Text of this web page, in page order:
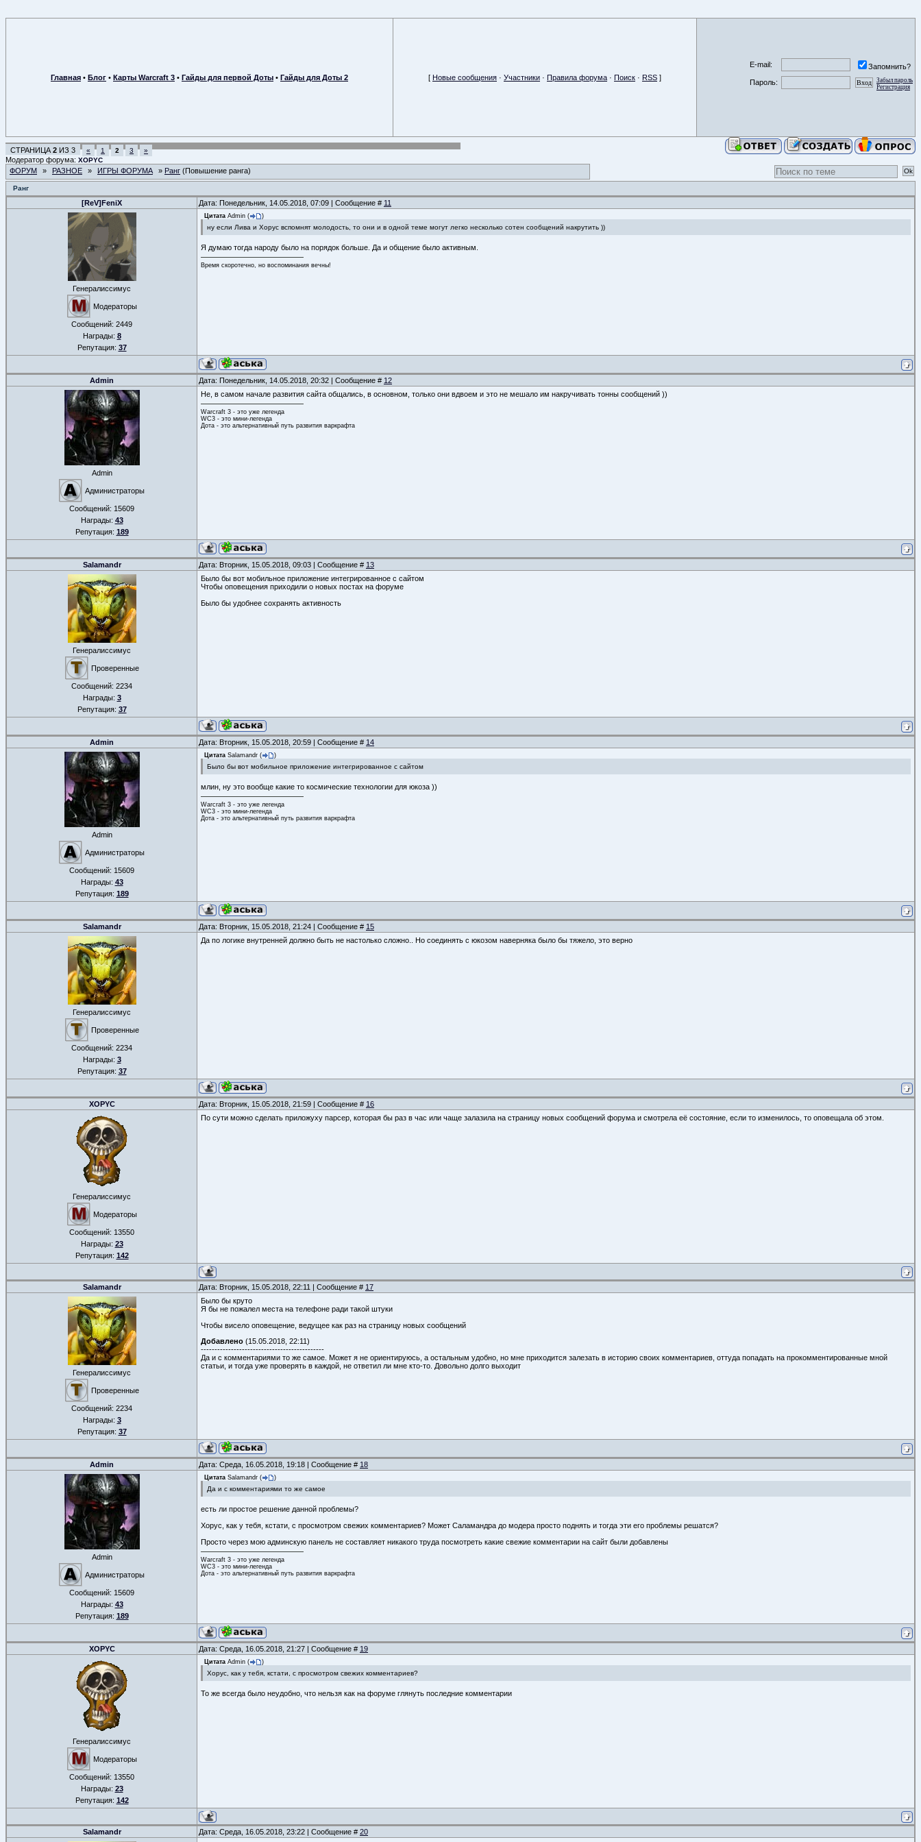
Главная • Блог • Карты Warcraft 3 • Гайды для первой Доты • Гайды для Доты 2 [ Новые сообщения · Участники · Правила форума · Поиск · RSS ]
E-mail:
Запомнить?
Пароль:
Забыл пароль
Регистрация
СТРАНИЦА 2 ИЗ 3 « 1 2 3 »
Модератор форума: XOPYC
ФОРУМ » РАЗНОЕ » ИГРЫ ФОРУМА » Ранг (Повышение ранга)
Ранг
[ReV]FeniX Дата: Понедельник, 14.05.2018, 07:09 | Сообщение # 11
Генералиссимус
Модераторы
Сообщений: 2449
Награды: 8
Репутация: 37
Цитата Admin ( )
ну если Лива и Хорус вспомнят молодость, то они и в одной теме могут легко несколько сотен сообщений накрутить ))
Я думаю тогда народу было на порядок больше. Да и общение было активным.
Время скоротечно, но воспоминания вечны!
Admin Дата: Понедельник, 14.05.2018, 20:32 | Сообщение # 12
Admin
Администраторы
Сообщений: 15609
Награды: 43
Репутация: 189
Не, в самом начале развития сайта общались, в основном, только они вдвоем и это не мешало им накручивать тонны сообщений ))
Warcraft 3 - это уже легенда
WC3 - это мини-легенда
Дота - это альтернативный путь развития варкрафта
Salamandr Дата: Вторник, 15.05.2018, 09:03 | Сообщение # 13
Генералиссимус
Проверенные
Сообщений: 2234
Награды: 3
Репутация: 37
Было бы вот мобильное приложение интегрированное с сайтом
Чтобы оповещения приходили о новых постах на форуме
Было бы удобнее сохранять активность
Admin Дата: Вторник, 15.05.2018, 20:59 | Сообщение # 14
Admin
Администраторы
Сообщений: 15609
Награды: 43
Репутация: 189
Цитата Salamandr ( )
Было бы вот мобильное приложение интегрированное с сайтом
млин, ну это вообще какие то космические технологии для юкоза ))
Warcraft 3 - это уже легенда
WC3 - это мини-легенда
Дота - это альтернативный путь развития варкрафта
Salamandr Дата: Вторник, 15.05.2018, 21:24 | Сообщение # 15
Генералиссимус
Проверенные
Сообщений: 2234
Награды: 3
Репутация: 37
Да по логике внутренней должно быть не настолько сложно.. Но соединять с юкозом наверняка было бы тяжело, это верно
XOPYC Дата: Вторник, 15.05.2018, 21:59 | Сообщение # 16
Генералиссимус
Модераторы
Сообщений: 13550
Награды: 23
Репутация: 142
По сути можно сделать приложуху парсер, которая бы раз в час или чаще залазила на страницу новых сообщений форума и смотрела её состояние, если то изменилось, то оповещала об этом.
Salamandr Дата: Вторник, 15.05.2018, 22:11 | Сообщение # 17
Генералиссимус
Проверенные
Сообщений: 2234
Награды: 3
Репутация: 37
Было бы круто
Я бы не пожалел места на телефоне ради такой штуки
Чтобы висело оповещение, ведущее как раз на страницу новых сообщений
Добавлено (15.05.2018, 22:11)
---------------------------------------------
Да и с комментариями то же самое. Может я не ориентируюсь, а остальным удобно, но мне приходится залезать в историю своих комментариев, оттуда попадать на прокомментированные мной
статьи, и тогда уже проверять в каждой, не ответил ли мне кто-то. Довольно долго выходит
Admin Дата: Среда, 16.05.2018, 19:18 | Сообщение # 18
Admin
Администраторы
Сообщений: 15609
Награды: 43
Репутация: 189
Цитата Salamandr ( )
Да и с комментариями то же самое
есть ли простое решение данной проблемы?
Хорус, как у тебя, кстати, с просмотром свежих комментариев? Может Саламандра до модера просто поднять и тогда эти его проблемы решатся?
Просто через мою админскую панель не составляет никакого труда посмотреть какие свежие комментарии на сайт были добавлены
Warcraft 3 - это уже легенда
WC3 - это мини-легенда
Дота - это альтернативный путь развития варкрафта
XOPYC Дата: Среда, 16.05.2018, 21:27 | Сообщение # 19
Генералиссимус
Модераторы
Сообщений: 13550
Награды: 23
Репутация: 142
Цитата Admin ( )
Хорус, как у тебя, кстати, с просмотром свежих комментариев?
То же всегда было неудобно, что нельзя как на форуме глянуть последние комментарии
Salamandr Дата: Среда, 16.05.2018, 23:22 | Сообщение # 20